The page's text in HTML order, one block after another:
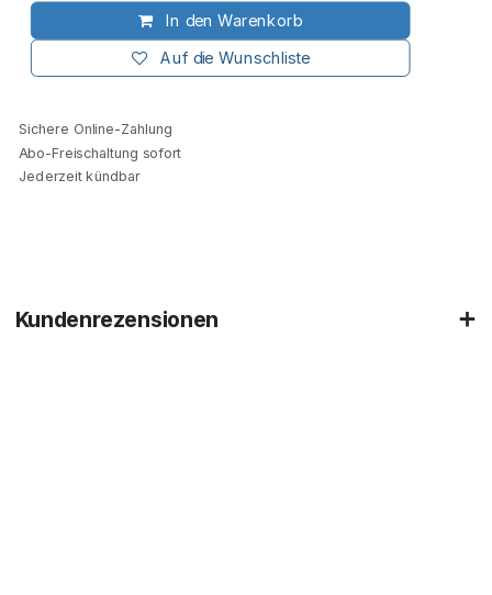
In den Warenkorb
Auf die Wunschliste
Sichere Online-Zahlung
Abo-Freischaltung sofort
Jederzeit kündbar
Kundenrezensionen